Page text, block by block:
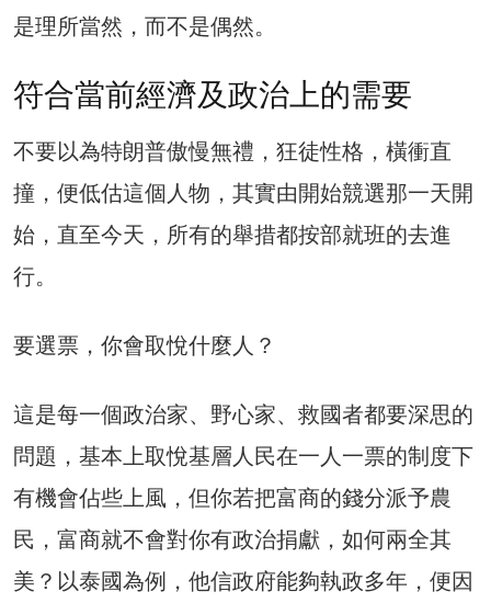
是理所當然，而不是偶然。
符合當前經濟及政治上的需要
不要以為特朗普傲慢無禮，狂徒性格，橫衝直
撞，便低估這個人物，其實由開始競選那一天開
始，直至今天，所有的舉措都按部就班的去進
行。
要選票，你會取悅什麼人？
這是每一個政治家、野心家、救國者都要深思的
問題，基本上取悅基層人民在一人一票的制度下
有機會佔些上風，但你若把富商的錢分派予農
民，富商就不會對你有政治捐獻，如何兩全其
美？以泰國為例，他信政府能夠執政多年，便因